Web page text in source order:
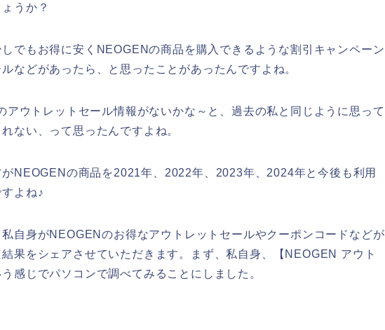
うか？
でもお得に安くNEOGENの商品を購入できるような割引キャンペーン
などがあったら、と思ったことがあったんですよね。
アウトレットセール情報がないかな～と、過去の私と同じように思って
ない、って思ったんですよね。
NEOGENの商品を2021年、2022年、2023年、2024年と今後も利用
よね♪
自身がNEOGENのお得なアウトレットセールやクーポンコードなどが
果をシェアさせていただきます。まず、私自身、【NEOGEN アウト
感じでパソコンで調べてみることにしました。